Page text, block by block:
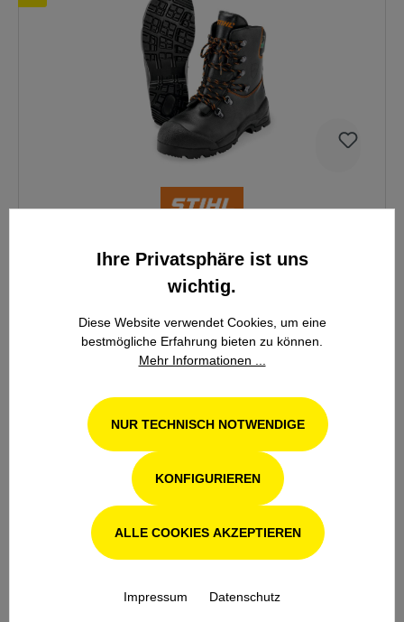
Durchschnittliche Bewertung von 5 von 5 Sternen
134,10 €*
(10% gespart)
Ihre Privatsphäre ist uns
wichtig.
Diese Website verwendet Cookies, um eine
bestmögliche Erfahrung bieten zu können.
Mehr Informationen ...
NUR TECHNISCH NOTWENDIGE
KONFIGURIEREN
ALLE COOKIES AKZEPTIEREN
Impressum Datenschutz